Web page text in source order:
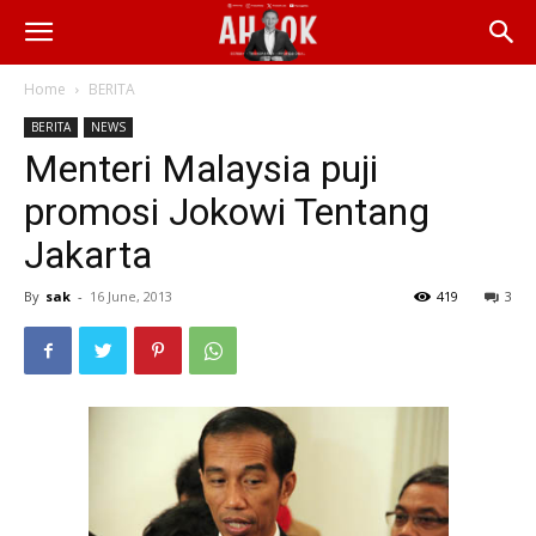
Home BERITA
BERITA NEWS
Menteri Malaysia puji
promosi Jokowi Tentang
Jakarta
By sak - 16 June, 2013 3
419